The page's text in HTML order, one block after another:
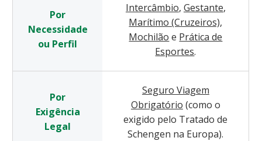
Por
Necessidade
ou Perfil
Intercâmbio, Gestante,
Marítimo (Cruzeiros),
Mochilão e Prática de
Esportes.
Por
Exigência
Legal
Seguro Viagem
Obrigatório (como o
exigido pelo Tratado de
Schengen na Europa).